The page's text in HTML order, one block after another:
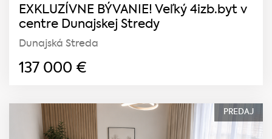
EXKLUZÍVNE BÝVANIE! Veľký 4izb.byt v
centre Dunajskej Stredy
Dunajská Streda
137 000 €
PREDAJ